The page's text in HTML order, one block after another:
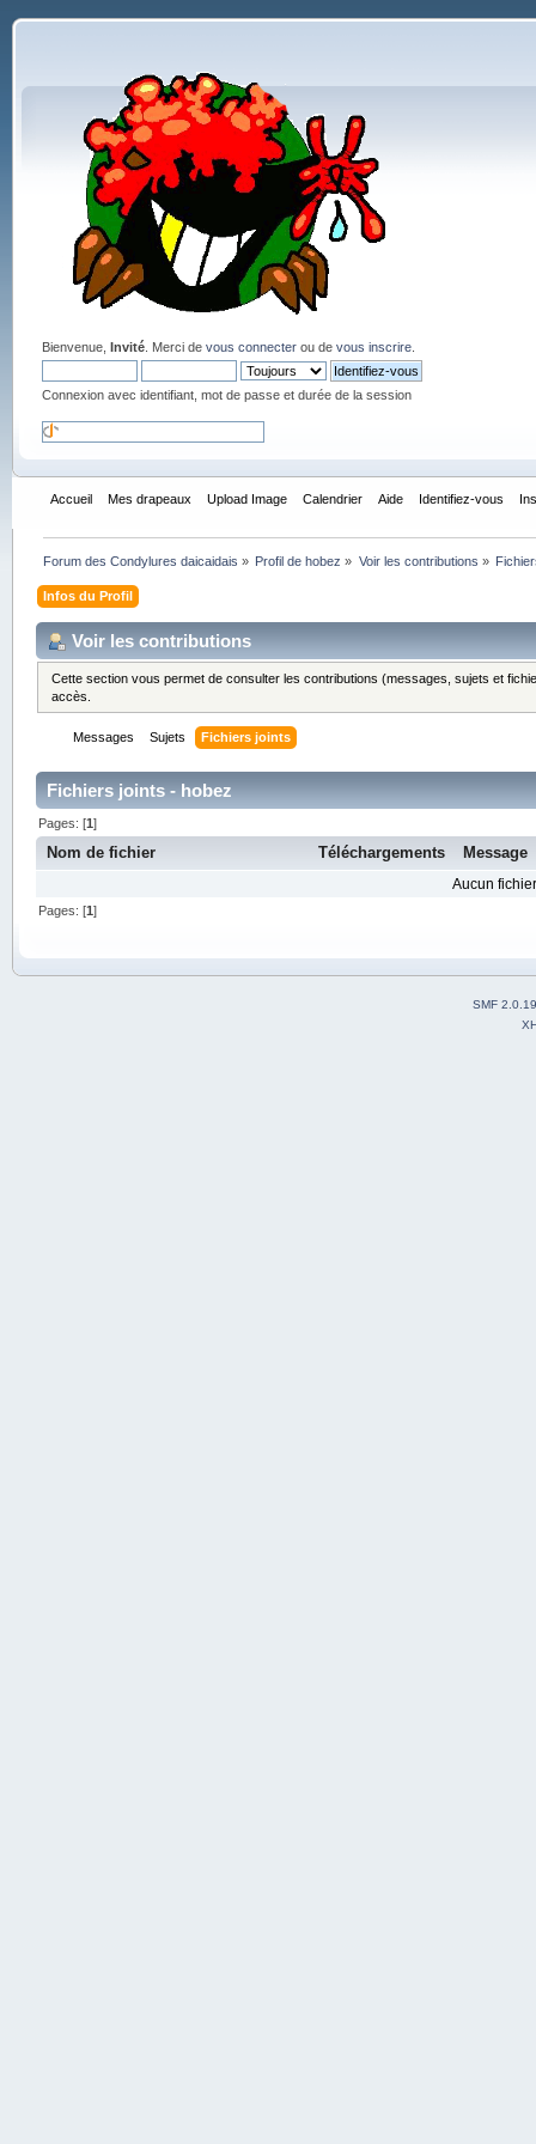
Bienvenue, Invité. Merci de vous connecterou de vous inscrire.
Connexion avec identifiant, mot de passe et durée de la session
Accueil Mes drapeaux Upload Image Calendrier Aide Identifiez-vous
Forum des Condylures daicaidais » Profil de hobez » Voir les contributions »
Infos du Profil
Voir les contributions
Cette section vous permet de consulter les contributions (messages, sujets et
accès.
Messages Sujets Fichiers joints
Fichiers joints - hobez
Pages: [1]
Nom de fichier Téléchargements Message
Aucun
Pages: [1]
SMF 2.0.19